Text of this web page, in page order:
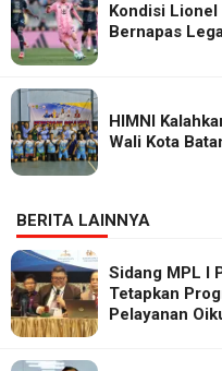
Kondisi
Bernapas
HIMNI
Wali Kota
BERITA LAINNYA
Sidang MPL I
Tetapkan
Pelayanan